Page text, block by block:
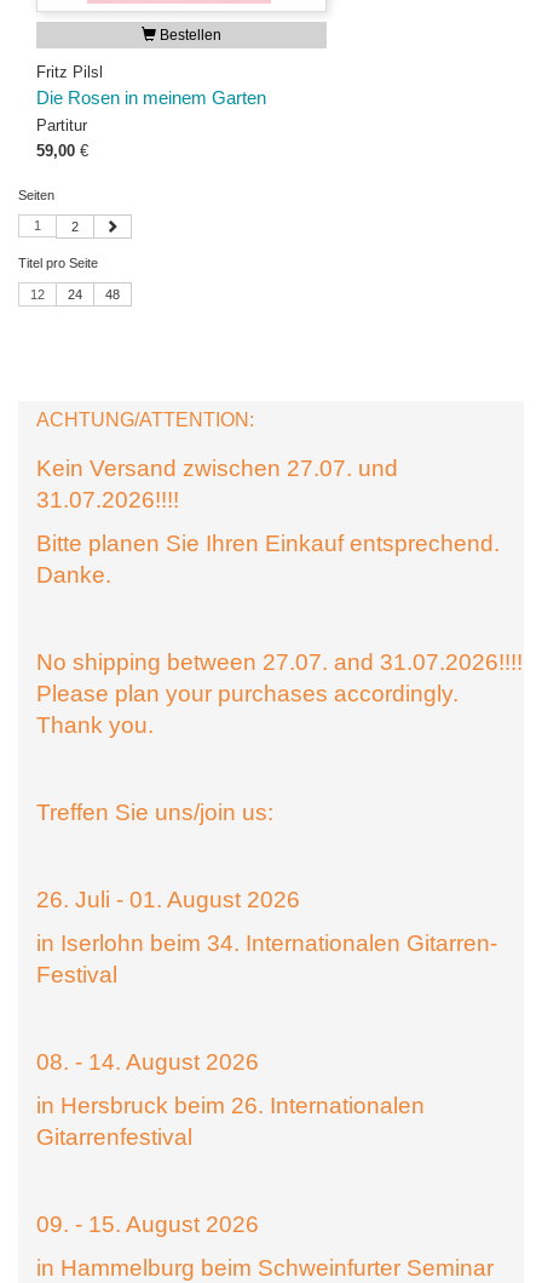
Bestellen
Fritz Pilsl
Die Rosen in meinem Garten
Partitur
59,00 €
Seiten
1 2
Titel pro Seite
12 24 48
ACHTUNG/ATTENTION:
Kein Versand zwischen 27.07. und
31.07.2026!!!!
Bitte planen Sie Ihren Einkauf entsprechend.
Danke.
No shipping between 27.07. and 31.07.2026!!!!
Please plan your purchases accordingly.
Thank you.
Treffen Sie uns/join us:
26. Juli - 01. August 2026
in Iserlohn beim 34. Internationalen Gitarren-
Festival
08. - 14. August 2026
in Hersbruck beim 26. Internationalen
Gitarrenfestival
09. - 15. August 2026
in Hammelburg beim Schweinfurter Seminar